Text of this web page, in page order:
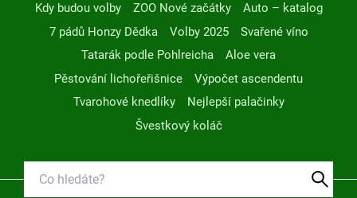
Kdy budou volby
ZOO Nové začátky
Auto – katalog
7 pádů Honzy Dědka
Volby 2025
Svařené víno
Tatarák podle Pohlreicha
Aloe vera
Pěstování lichořeřišnice
Výpočet ascendentu
Tvarohové knedlíky
Nejlepší palačinky
Švestkový koláč